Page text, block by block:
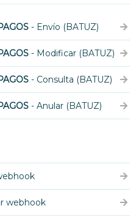
- Envío (BATUZ)
- Modificar (BATUZ)
- Consulta (BATUZ)
- Anular (BATUZ)
webhook